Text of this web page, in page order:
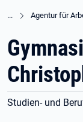
Agentur für
Studien- und